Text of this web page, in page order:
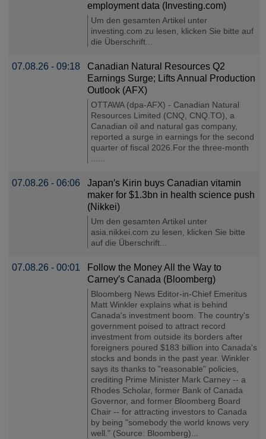
employment data (Investing.com)
Um den gesamten Artikel unter
investing.com zu lesen, klicken Sie bitte auf
die Überschrift...
07.08.26 - 09:18
Canadian Natural Resources Q2
Earnings Surge; Lifts Annual Production
Outlook (AFX)
OTTAWA (dpa-AFX) - Canadian Natural
Resources Limited (CNQ, CNQ.TO), a
Canadian oil and natural gas company,
reported a surge in earnings for the second
quarter of fiscal 2026.For the three-month
07.08.26 - 06:06
Japan′s Kirin buys Canadian vitamin
maker for $1.3bn in health science push
(Nikkei)
Um den gesamten Artikel unter
asia.nikkei.com zu lesen, klicken Sie bitte
auf die Überschrift...
07.08.26 - 00:01
Follow the Money All the Way to
Carney′s Canada (Bloomberg)
Bloomberg News Editor-in-Chief Emeritus
Matt Winkler explains what is behind
Canada's investment boom. The country's
government poised to attract record
investment from outside its borders after
foreigners poured $183 billion into Canada's
stocks and bonds in the past year. Winkler
says its thanks to "reasonable" policies,
crediting Prime Minister Mark Carney -- a
Rhodes Scholar, former Bank of Canada
Governor, and former Bloomberg Board
Chair -- for attracting investors to Canada
by being "somebody the world knows very
well." (Source: Bloomberg)...